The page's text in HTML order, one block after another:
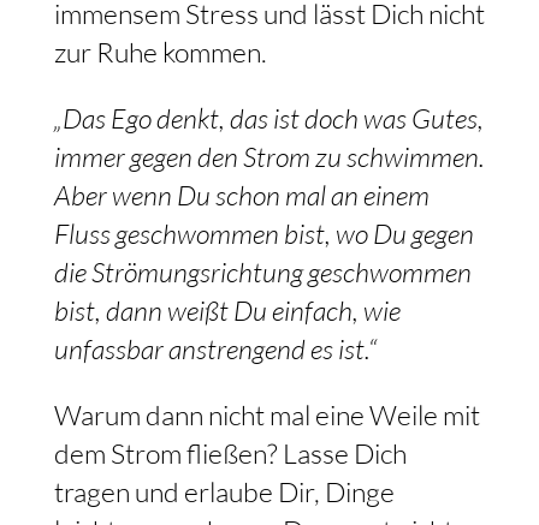
immensem Stress und lässt Dich nicht
zur Ruhe kommen.
„Das Ego denkt, das ist doch was Gutes,
immer gegen den Strom zu schwimmen.
Aber wenn Du schon mal an einem
Fluss geschwommen bist, wo Du gegen
die Strömungsrichtung geschwommen
bist, dann weißt Du einfach, wie
unfassbar anstrengend es ist.“
Warum dann nicht mal eine Weile mit
dem Strom fließen? Lasse Dich
tragen und erlaube Dir, Dinge